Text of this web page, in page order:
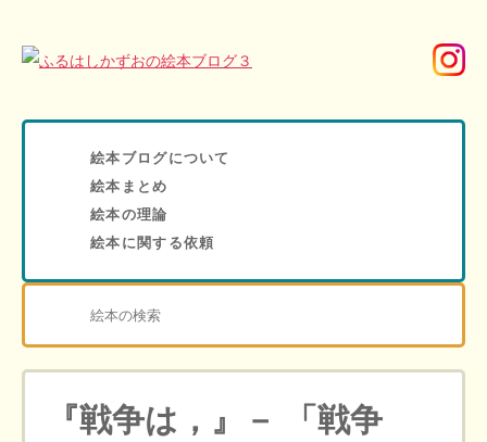
絵本ブログについて
絵本まとめ
絵本の理論
絵本に関する依頼
『戦争は，』－ 「戦争